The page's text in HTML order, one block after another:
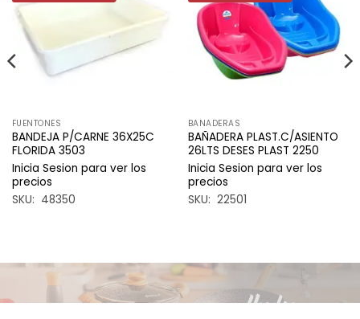
lista de
deseos
FUENTONES
BANDEJA P/CARNE 36X25C
FLORIDA 3503
Inicia Sesion para ver los
precios
SKU: 48350
lista de
deseos
BANADERAS
BAÑADERA PLAST.C/ASIENTO
26LTS DESES PLAST 2250
Inicia Sesion para ver los
precios
SKU: 22501